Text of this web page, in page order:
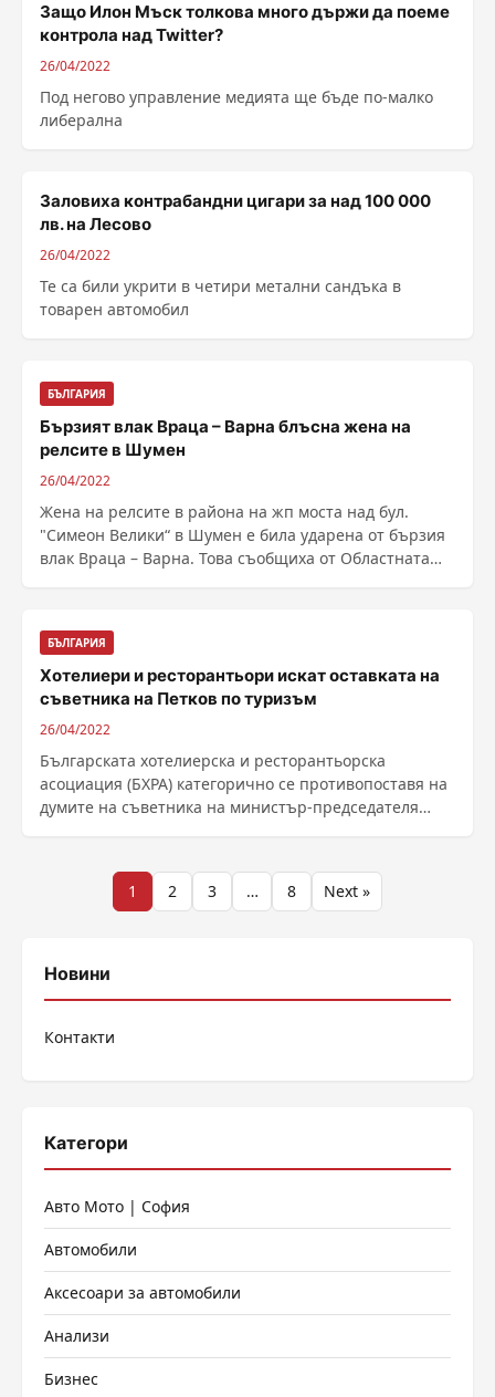
Защо Илон Мъск толкова много държи да поеме
контрола над Twitter?
26/04/2022
Под негово управление медията ще бъде по-малко
либерална
Заловиха контрабандни цигари за над 100 000
лв. на Лесово
26/04/2022
Те са били укрити в четири метални сандъка в
товарен автомобил
БЪЛГАРИЯ
Бързият влак Враца – Варна блъсна жена на
релсите в Шумен
26/04/2022
Жена на релсите в района на жп моста над бул.
"Симеон Велики“ в Шумен е била ударена от бързия
влак Враца – Варна. Това съобщиха от Областната
БЪЛГАРИЯ
Хотелиери и ресторантьори искат оставката на
съветника на Петков по туризъм
26/04/2022
Българската хотелиерска и ресторантьорска
асоциация (БХРА) категорично се противопоставя на
думите на съветника на министър-председателя
Разделяне
публикациите
1 2 3 … 8 Next »
Новини
Контакти
Категори
Авто Мото | София
Автомобили
Аксесоари за автомобили
Анализи
Бизнес